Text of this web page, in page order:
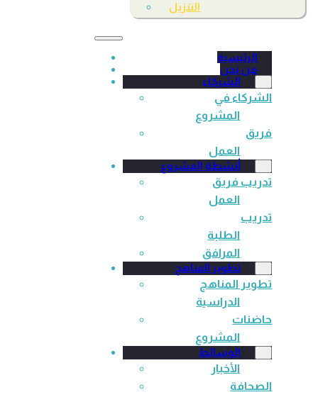
التنزيل
الرئيسية
من نحن
الشركاء
الشركاء في
المشروع
فريق
العمل
أنشطة المشروع
تدريب فريق
العمل
تدريب
الطلبة
المرافق
تطوير المناهج
تطوير المناهج
الدراسية
حاضنات
المشروع
الوسائط
الأخبار
الصحافة